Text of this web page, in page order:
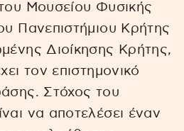
Μουσείου Φυσικής
Πανεπιστήμιου Κρήτης
Διοίκησης Κρήτης,
τον επιστημονικό
Στόχος του
να αποτελέσει έναν